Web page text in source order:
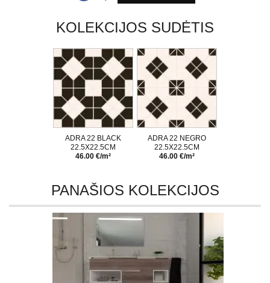
KOLEKCIJOS SUDĖTIS
ADRA 22 BLACK
22.5X22.5CM
46.00 €/m²
ADRA 22 NEGRO
22.5X22.5CM
46.00 €/m²
PANAŠIOS KOLEKCIJOS